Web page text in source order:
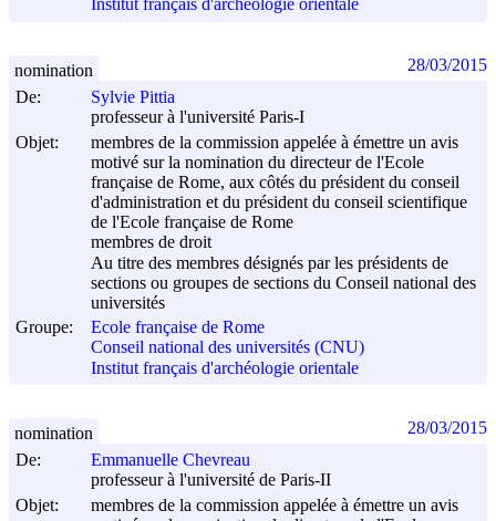
Institut français d'archéologie orientale
De:
Sylvie Pittia
professeur à l'université Paris-I
Objet:
membres de la commission appelée à émettre un avis
motivé sur la nomination du directeur de l'Ecole
française de Rome, aux côtés du président du conseil
d'administration et du président du conseil scientifique
de l'Ecole française de Rome
membres de droit
Au titre des membres désignés par les présidents de
sections ou groupes de sections du Conseil national des
universités
Groupe:
Ecole française de Rome
Conseil national des universités (CNU)
Institut français d'archéologie orientale
nomination 28/03/2015
De:
Emmanuelle Chevreau
professeur à l'université de Paris-II
Objet:
membres de la commission appelée à émettre un avis
nomination 28/03/2015